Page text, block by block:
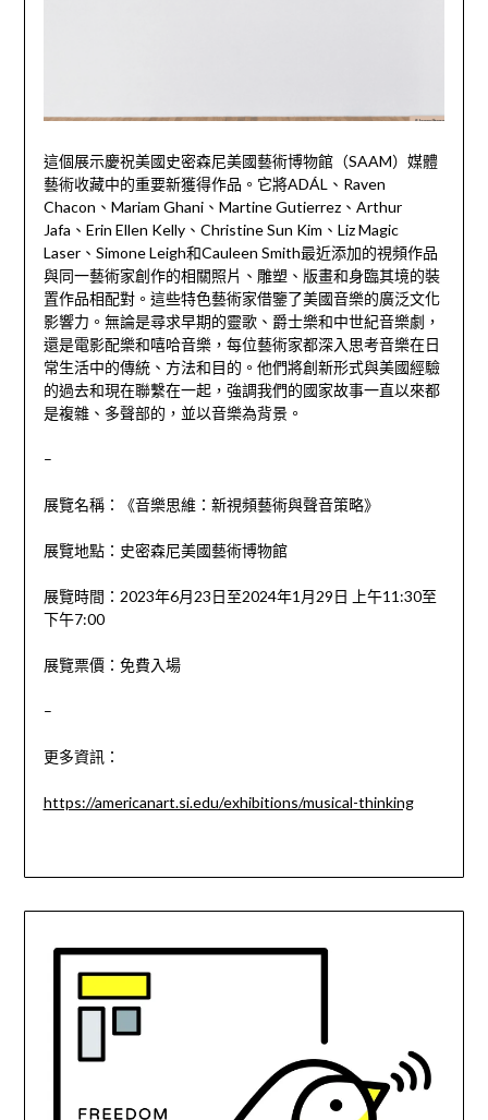
這個展示慶祝美國史密森尼美國藝術博物館（SAAM）媒體
藝術收藏中的重要新獲得作品。它將ADÁL、Raven
Chacon、Mariam Ghani、Martine Gutierrez、Arthur
Jafa、Erin Ellen Kelly、Christine Sun Kim、Liz Magic
Laser、Simone Leigh和Cauleen Smith最近添加的視頻作品
與同一藝術家創作的相關照片、雕塑、版畫和身臨其境的裝
置作品相配對。這些特色藝術家借鑒了美國音樂的廣泛文化
影響力。無論是尋求早期的靈歌、爵士樂和中世紀音樂劇，
還是電影配樂和嘻哈音樂，每位藝術家都深入思考音樂在日
常生活中的傳統、方法和目的。他們將創新形式與美國經驗
的過去和現在聯繫在一起，強調我們的國家故事一直以來都
是複雜、多聲部的，並以音樂為背景。
–
展覽名稱：《音樂思維：新視頻藝術與聲音策略》
展覽地點： 史密森尼美國藝術博物館
展覽時間： 2023年6月23日至2024年1月29日 上午11:30至
下午7:00
展覽票價： 免費入場
–
更多資訊：
https://americanart.si.edu/exhibitions/musical-thinking